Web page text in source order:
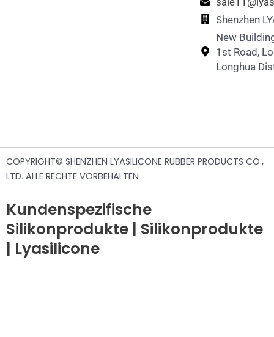
Shenzhen
New
1st Road,
Longhua
COPYRIGHT© SHENZHEN LYASILICONE RUBBER PRODUCTS CO.,
LTD. ALLE RECHTE VORBEHALTEN
Kundenspezifische
Silikonprodukte | Silikonprodukte
| Lyasilicone